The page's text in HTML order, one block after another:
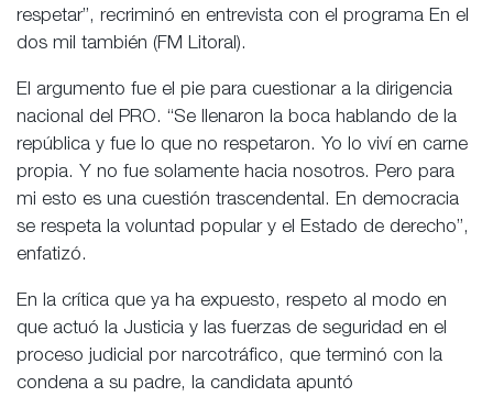
respetar”, recriminó en entrevista con el programa En el
dos mil también (FM Litoral).
El argumento fue el pie para cuestionar a la dirigencia
nacional del PRO. “Se llenaron la boca hablando de la
república y fue lo que no respetaron. Yo lo viví en carne
propia. Y no fue solamente hacia nosotros. Pero para
mi esto es una cuestión trascendental. En democracia
se respeta la voluntad popular y el Estado de derecho”,
enfatizó.
En la crítica que ya ha expuesto, respeto al modo en
que actuó la Justicia y las fuerzas de seguridad en el
proceso judicial por narcotráfico, que terminó con la
condena a su padre, la candidata apuntó